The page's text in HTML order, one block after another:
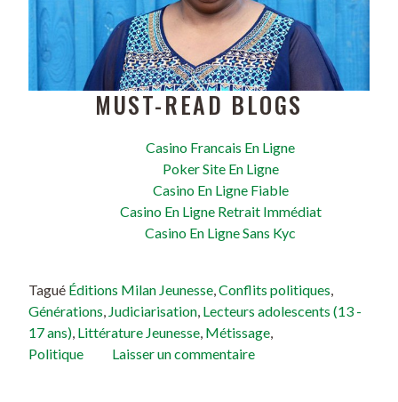
MUST-READ BLOGS
Casino Francais En Ligne
Poker Site En Ligne
Casino En Ligne Fiable
Casino En Ligne Retrait Immédiat
Casino En Ligne Sans Kyc
Tagué Éditions Milan Jeunesse,Conflits politiques,
Générations, Judiciarisation, Lecteurs adolescents (13 -
17 ans), Littérature Jeunesse, Métissage,
Politique
Laisser un commentaire